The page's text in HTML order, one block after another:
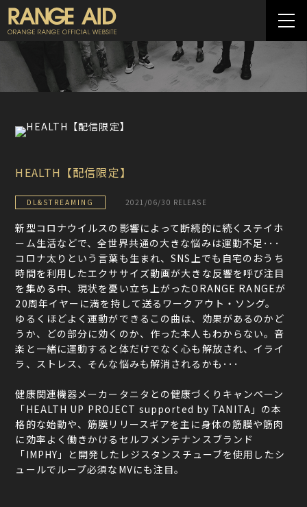
HEALTH【配信限定】
DL&STREAMING 2021/06/30 RELEASE
新型コロナウイルスの影響によって断続的に続くステイホ
ーム生活などで、全世界共通の大きな悩みは運動不足･･･
コロナ太りという言葉も生まれ、SNS上でも自宅のおうち
時間を利用したエクササイズ動画が大きな反響を呼び注目
を集める中、現状を憂い立ち上がったORANGE RANGEが
20周年イヤーに満を持して送るワークアウト・ソング。
ゆるくほどよく運動ができるこの曲は、効果があるのかど
うか、どの部分に効くのか、作った本人もわからない。音
楽と一緒に運動すると体だけでなく心も解放され、イライ
ラ、ストレス、そんな悩みも解消されるかも･･･
健康関連機器メーカータニタとの健康づくりキャンペーン
「HEALTH UP PROJECT supported by TANITA」の本
格的な始動や、筋膜リリースギアを主に身体の筋膜や筋肉
に効率よく働きかけるセルフメンテナンスブランド
「IMPHY」と開発したレジスタンスチューブを使用したシ
ュールでループ必須なMVにも注目。